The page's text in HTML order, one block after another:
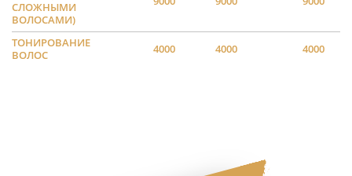
СЛОЖНЫМИ
ВОЛОСАМИ)
ТОНИРОВАНИЕ
ВОЛОС
4000 4000 4000